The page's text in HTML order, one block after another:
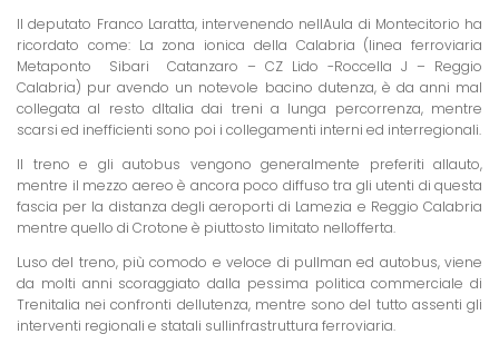
Il deputato Franco Laratta, intervenendo nellAula di Montecitorio ha
ricordato come: La zona ionica della Calabria (linea ferroviaria
Metaponto  Sibari  Catanzaro – CZ Lido -Roccella J – Reggio
Calabria) pur avendo un notevole bacino dutenza, è da anni mal
collegata al resto dItalia dai treni a lunga percorrenza, mentre
scarsi ed inefficienti sono poi i collegamenti interni ed interregionali.
Il treno e gli autobus vengono generalmente preferiti allauto,
mentre il mezzo aereo è ancora poco diffuso tra gli utenti di questa
fascia per la distanza degli aeroporti di Lamezia e Reggio Calabria
mentre quello di Crotone è piuttosto limitato nellofferta.
Luso del treno, più comodo e veloce di pullman ed autobus, viene
da molti anni scoraggiato dalla pessima politica commerciale di
Trenitalia nei confronti dellutenza, mentre sono del tutto assenti gli
interventi regionali e statali sullinfrastruttura ferroviaria.